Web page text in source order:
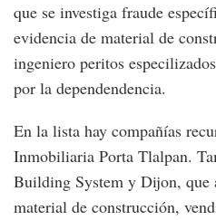
que se investiga fraude
evidencia de material de
ingeniero peritos
por la dependendencia.
En la lista hay compañías
Inmobiliaria Porta Tlalpan.
Building System y Dijon, que
material de construcción,